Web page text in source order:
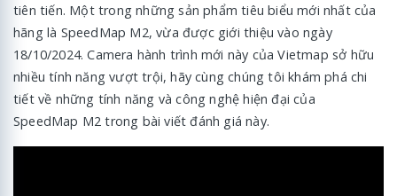
tiên tiến. Một trong những sản phẩm tiêu biểu mới nhất của
hãng là SpeedMap M2, vừa được giới thiệu vào ngày
18/10/2024. Camera hành trình mới này của Vietmap sở hữu
nhiều tính năng vượt trội, hãy cùng chúng tôi khám phá chi
tiết về những tính năng và công nghệ hiện đại của
SpeedMap M2 trong bài viết đánh giá này.